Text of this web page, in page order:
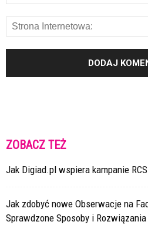
ZOBACZ TEŻ
Jak Digiad.pl wspiera kampanie
Jak zdobyć nowe Obserwacje na
Sprawdzone Sposoby i Rozwiązania